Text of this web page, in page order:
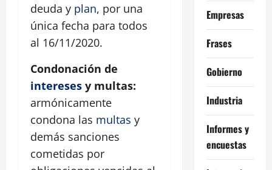
deuda y plan, por una
única fecha para todos
al 16/11/2020.
Condonación de
intereses y multas:
armónicamente
condona las multas y
demás sanciones
cometidas por
Empresas
Frases
Gobierno
Industria
Informes y
encuestas